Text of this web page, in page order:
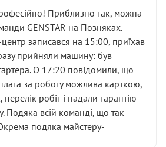
мій візит. Раніше міняв у
наче справив хороше
знайшов декілька гайок під
пояснили, що це “старі гайки, які
не хвилюватися. ( надіюсь
в полі))
візиту такі дрібниці вже не
на довірі, і саме її цей сервіс
Приблизно так, можна
GENSTAR на Позняках.
записався на 15:00, приїхав
прийняли машину: був
О 17:20 повідомили, що
за роботу можлива карткою,
перелік робіт і надали гарантію
Подяка всій команді, що так
подяка майстеру-
всі чітко та по суті.